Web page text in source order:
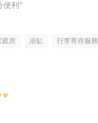
便利”
庭房 浴缸 行李寄存服務